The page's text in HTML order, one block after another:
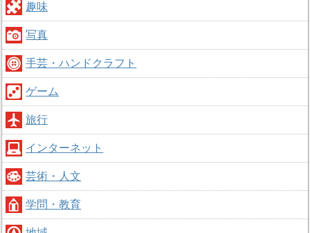
趣味
写真
手芸・ハンドクラフト
ゲーム
旅行
インターネット
芸術・人文
学問・教育